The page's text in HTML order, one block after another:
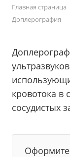
Главная страница
Доплерография
кровотока в
сосудистых
Оформите